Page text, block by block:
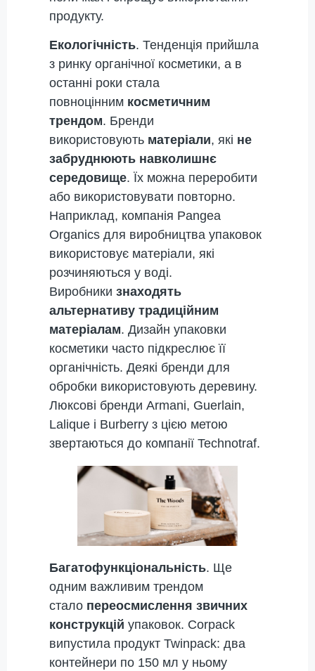
продукту.
Екологічність. Тенденція прийшла
з ринку органічної косметики, а в
останні роки стала
повноцінним косметичним
трендом. Бренди
використовують матеріали, які не
забруднюють навколишнє
середовище. Їх можна переробити
або використовувати повторно.
Наприклад, компанія Pangea
Organics для виробництва упаковок
використовує матеріали, які
розчиняються у воді.
Виробники знаходять
альтернативу традиційним
матеріалам. Дизайн упаковки
косметики часто підкреслює її
органічність. Деякі бренди для
обробки використовують деревину.
Люксові бренди Armani, Guerlain,
Lalique і Burberry з цією метою
звертаються до компанії Technotraf.
Багатофункціональність. Ще
одним важливим трендом
стало переосмислення звичних
конструкцій упаковок. Corpack
випустила продукт Twinpack: два
контейнери по 150 мл у ньому